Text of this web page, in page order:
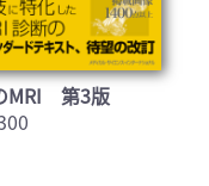
MRI 第3版